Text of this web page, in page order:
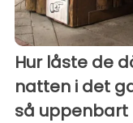
Hur låste de
natten i det
så uppenbart